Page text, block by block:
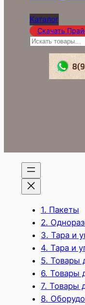
Каталог
Скачать
П
1. Пакеты
2.
3. Тара и
4. Тара и
5. Товары
6. Товары
7. Товары
8.